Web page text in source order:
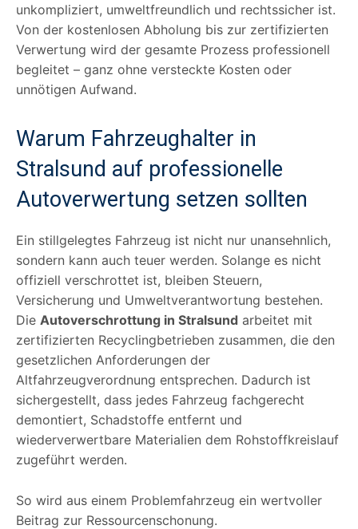
unkompliziert, umweltfreundlich und rechtssicher ist.
Von der kostenlosen Abholung bis zur zertifizierten
Verwertung wird der gesamte Prozess professionell
begleitet – ganz ohne versteckte Kosten oder
unnötigen Aufwand.
Warum Fahrzeughalter in
Stralsund auf professionelle
Autoverwertung setzen sollten
Ein stillgelegtes Fahrzeug ist nicht nur unansehnlich,
sondern kann auch teuer werden. Solange es nicht
offiziell verschrottet ist, bleiben Steuern,
Versicherung und Umweltverantwortung bestehen.
Die Autoverschrottung in Stralsund arbeitet mit
zertifizierten Recyclingbetrieben zusammen, die den
gesetzlichen Anforderungen der
Altfahrzeugverordnung entsprechen. Dadurch ist
sichergestellt, dass jedes Fahrzeug fachgerecht
demontiert, Schadstoffe entfernt und
wiederverwertbare Materialien dem Rohstoffkreislauf
zugeführt werden.
So wird aus einem Problemfahrzeug ein wertvoller
Beitrag zur Ressourcenschonung.